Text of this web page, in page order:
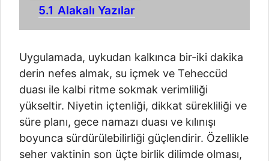
5.1 Alakalı Yazılar
Uygulamada, uykudan kalkınca bir-iki dakika
derin nefes almak, su içmek ve Teheccüd
duası ile kalbi ritme sokmak verimliliği
yükseltir. Niyetin içtenliği, dikkat sürekliliği ve
süre planı, gece namazı duası ve kılınışı
boyunca sürdürülebilirliği güçlendirir. Özellikle
seher vaktinin son üçte birlik dilimde olması,